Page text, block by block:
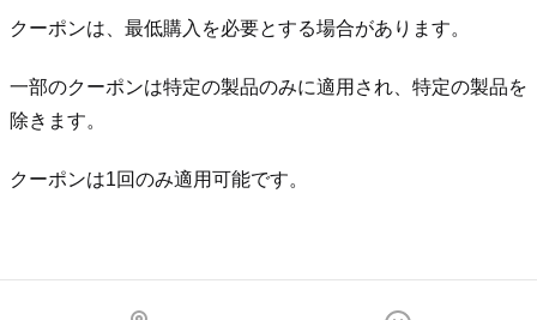
クーポンは、最低購入を必要とする場合があります。
一部のクーポンは特定の製品のみに適用され、特定の製品を
除きます。
クーポンは1回のみ適用可能です。